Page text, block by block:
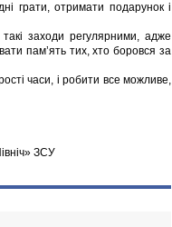
грати, отримати подарунок і
заходи регулярними, адже
пам’ять тих, хто боровся за
часи, і робити все можливе,
ЗСУ